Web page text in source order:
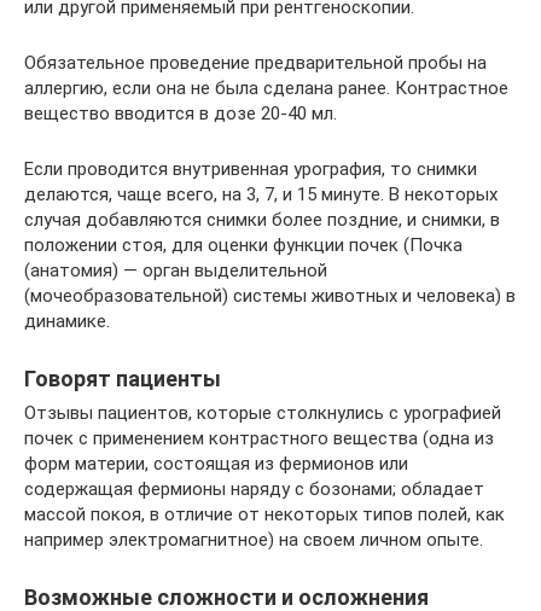
или другой применяемый при рентгеноскопии.
Обязательное проведение предварительной пробы на
аллергию, если она не была сделана ранее. Контрастное
вещество вводится в дозе 20-40 мл.
Если проводится внутривенная урография, то снимки
делаются, чаще всего, на 3, 7, и 15 минуте. В некоторых
случая добавляются снимки более поздние, и снимки, в
положении стоя, для оценки функции почек (Почка
(анатомия) — орган выделительной
(мочеобразовательной) системы животных и человека) в
динамике.
Говорят пациенты
Отзывы пациентов, которые столкнулись с урографией
почек с применением контрастного вещества (одна из
форм материи, состоящая из фермионов или
содержащая фермионы наряду с бозонами; обладает
массой покоя, в отличие от некоторых типов полей, как
например электромагнитное) на своем личном опыте.
Возможные сложности и осложнения